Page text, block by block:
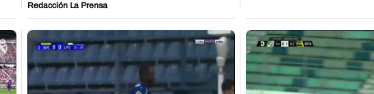
Redacción La Prensa